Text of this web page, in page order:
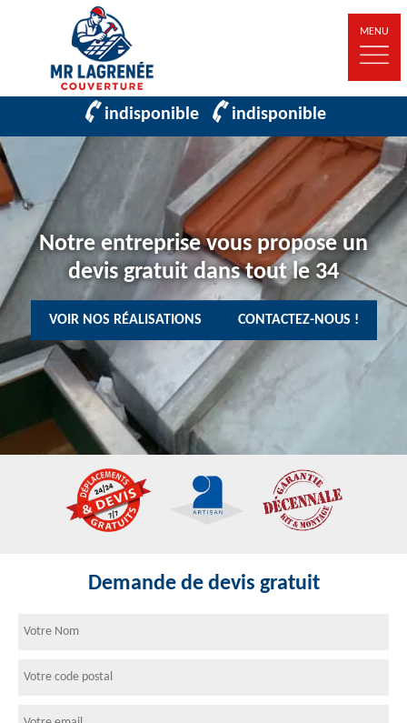
MENU
indisponible indisponible
Notre entreprise vous propose un
devis gratuit dans tout le 34
VOIR NOS RÉALISATIONS CONTACTEZ-NOUS !
Demande de devis gratuit